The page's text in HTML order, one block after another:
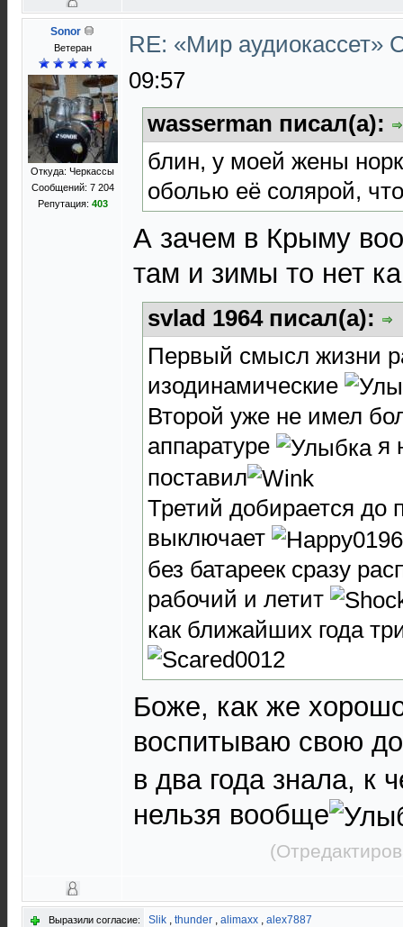
Sonor
Ветеран
Откуда: Черкассы
Сообщений: 7 204
Репутация: 403
RE: «Мир аудиокассет»
09:57
wasserman писал(а):
блин, у моей жены
оболью её солярой,
А зачем в Крыму
там и зимы то нет
svlad 1964 писал(а):
Первый смысл жизни
изодинамические
Второй уже не имел
аппаратуре
я
поставил
Третий добирается до
выключает
без батареек сразу
рабочий и летит
как ближайших года
Боже, как же
воспитываю свою
в два года знала, к
нельзя вообще
Выразили согласие: Slik , thunder , alimaxx , alex7887